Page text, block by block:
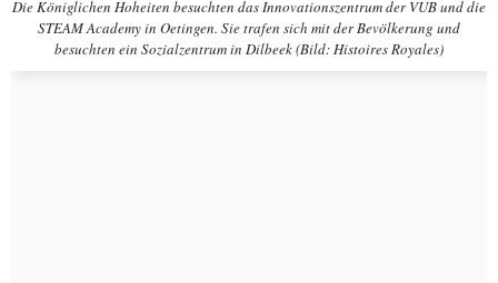
Die Königlichen Hoheiten besuchten das Innovationszentrum der VUB und die
STEAM Academy in Oetingen. Sie trafen sich mit der Bevölkerung und
besuchten ein Sozialzentrum in Dilbeek (Bild: Histoires Royales)